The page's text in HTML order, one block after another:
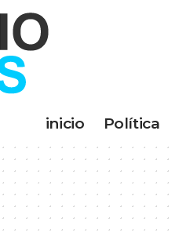
inicio Política